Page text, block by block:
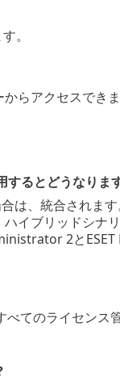
。
らアクセスできま
るとどうなりま
は、統合されま
イブリッドシナ
2と
てのライセンス